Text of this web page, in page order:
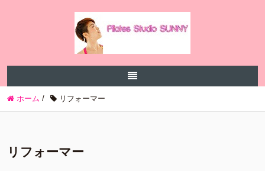
ホーム / リフォーマー
リフォーマー